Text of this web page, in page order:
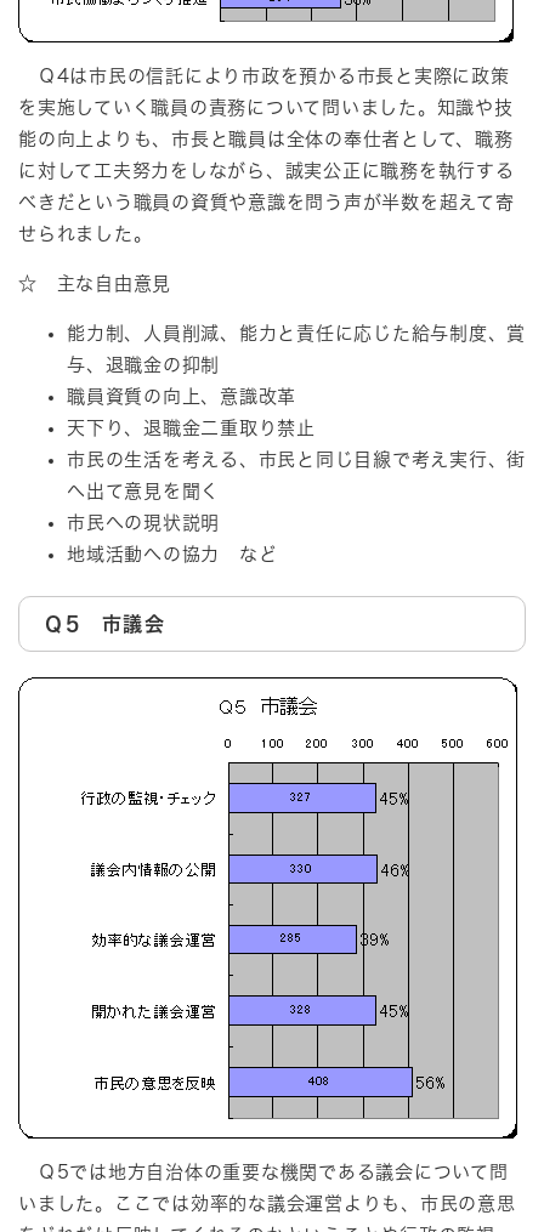
Ｑ4は市民の信託により市政を預かる市長と実際に政策
を実施していく職員の責務について問いました。知識や技
能の向上よりも、市長と職員は全体の奉仕者として、職務
に対して工夫努力をしながら、誠実公正に職務を執行する
べきだという職員の資質や意識を問う声が半数を超えて寄
せられました。
☆ 主な自由意見
能力制、人員削減、能力と責任に応じた給与制度、賞
与、退職金の抑制
職員資質の向上、意識改革
天下り、退職金二重取り禁止
市民の生活を考える、市民と同じ目線で考え実行、街
へ出て意見を聞く
市民への現状説明
地域活動への協力 など
Ｑ5 市議会
Ｑ5では地方自治体の重要な機関である議会について問
いました。ここでは効率的な議会運営よりも、市民の意思